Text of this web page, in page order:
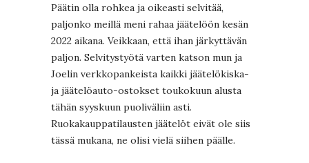
Päätin olla rohkea ja oikeasti selvitää,
paljonko meillä meni rahaa jäätelöön kesän
2022 aikana. Veikkaan, että ihan järkyttävän
paljon. Selvitystyötä varten katson mun ja
Joelin verkkopankeista kaikki jäätelökiska-
ja jäätelöauto-ostokset toukokuun alusta
tähän syyskuun puoliväliin asti.
Ruokakauppatilausten jäätelöt eivät ole siis
tässä mukana, ne olisi vielä siihen päälle.